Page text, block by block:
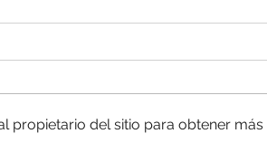
propietario del sitio para obtener más